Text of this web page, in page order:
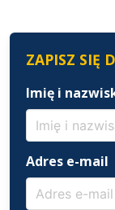
ZAPISZ SIĘ
Imię i
Adres e-mail